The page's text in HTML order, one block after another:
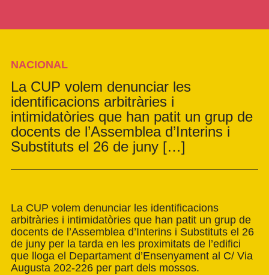
NACIONAL
La CUP volem denunciar les
identificacions arbitràries i
intimidatòries que han patit un grup de
docents de l’Assemblea d’Interins i
Substituts el 26 de juny […]
La CUP volem denunciar les identificacions
arbitràries i intimidatòries que han patit un grup de
docents de l’Assemblea d’Interins i Substituts el 26
de juny per la tarda en les proximitats de l’edifici
que lloga el Departament d’Ensenyament al C/ Via
Augusta 202-226 per part dels mossos.